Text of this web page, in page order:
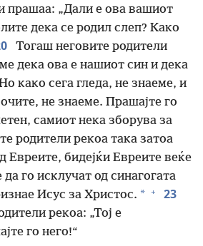
прашаа: „Дали е ова вашиот
дека се родил слеп? Како
Тогаш неговите родители
дека ова е нашиот син и дека
како сега гледа, не знаеме, и
не знаеме. Прашајте го
самиот нека зборува за
родители рекоа така затоа
Евреите, бидејќи Евреите веќе
го исклучат од синагогата
Исус за Христос. * + 23
рекоа: „Тој е
го него!“